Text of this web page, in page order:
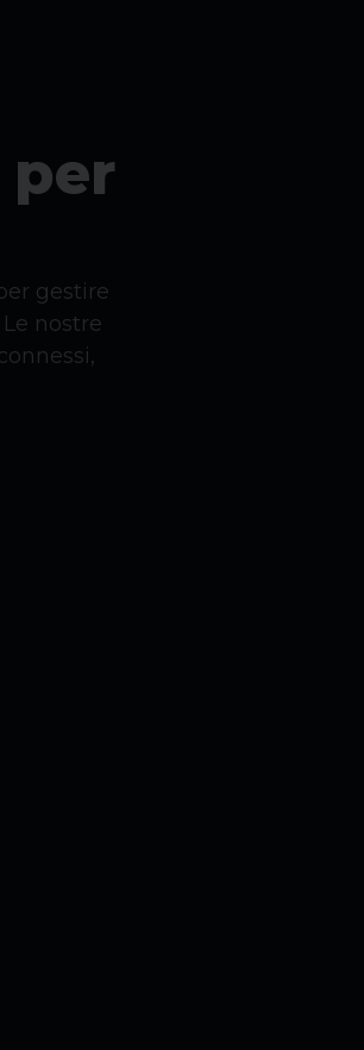
per
gestire
nostre